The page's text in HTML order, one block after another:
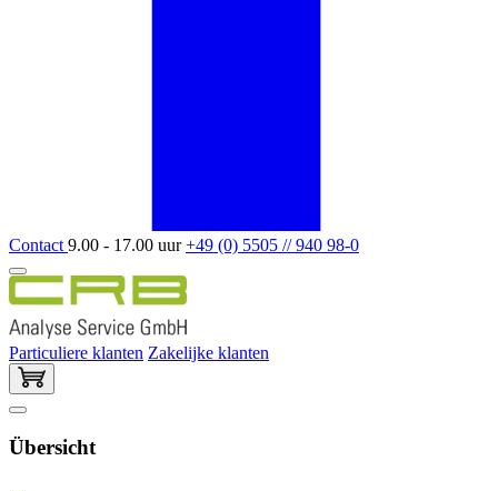
Contact 9.00 - 17.00 uur+49 (0) 5505 // 940 98-0
Particuliere klanten Zakelijke klanten
Übersicht